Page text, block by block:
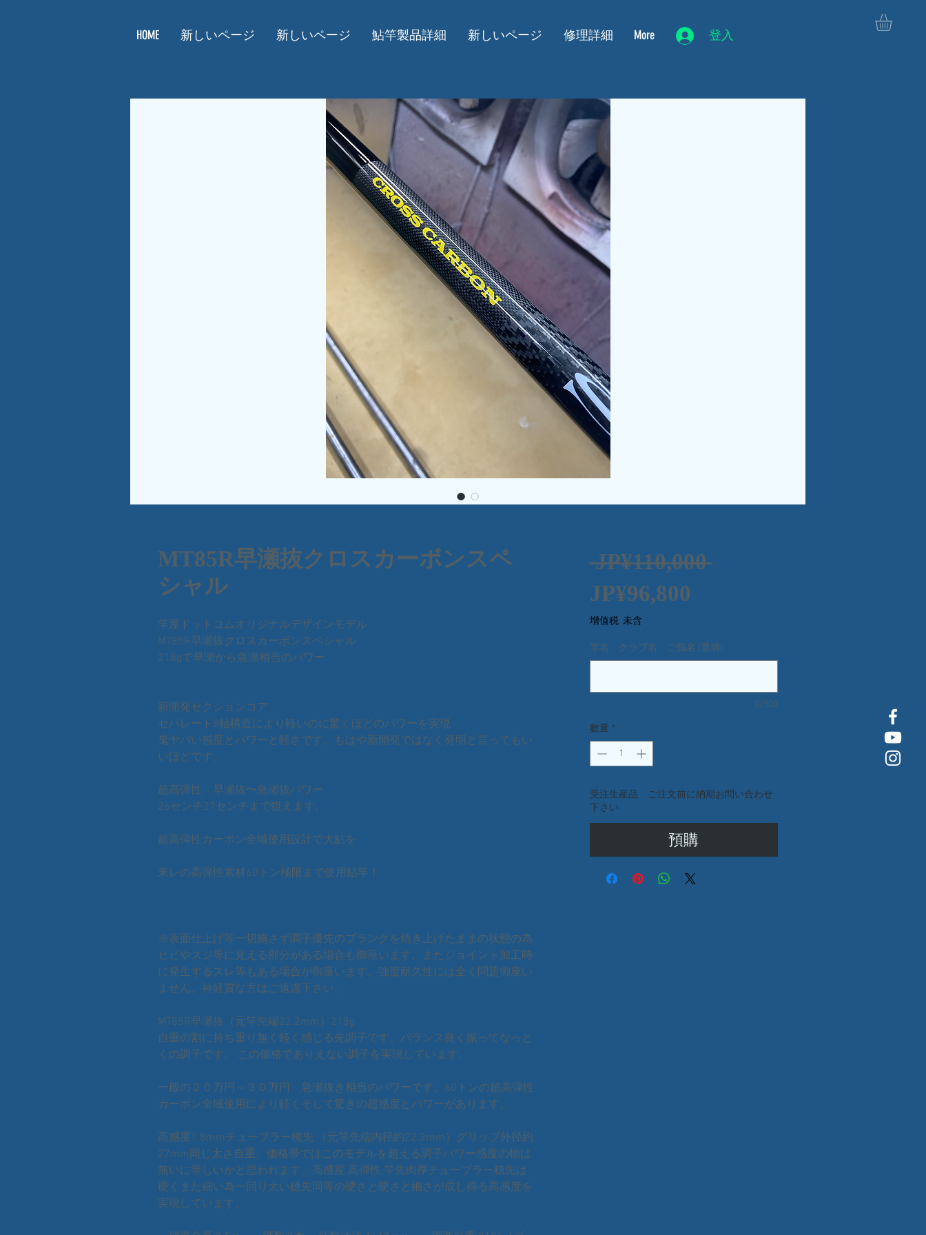
HOME 新しいページ 新しいページ 鮎竿製品詳細 新しいページ 修理詳細 More 登入
MT85R早瀬抜クロスカーボンスペ
シャル
竿屋ドットコムオリジナルデザインモデル
MT85R早瀬抜クロスカーボンスペシャル
218gで早瀬から急瀬相当のパワー
新開発セクションコア
セパレート8軸構造により軽いのに驚くほどのパワーを実現
鬼ヤバい感度とパワーと軽さです。もはや新開発ではなく発明と言ってもい
いほどです。
超高弾性 早瀬抜〜急瀬抜パワー
26センチ27センチまで狙えます。
超高弾性カーボン全域使用設計で大鮎を
東レの高弾性素材60トン極限まで使用鮎竿！
※表面仕上げ等一切施さず調子優先のブランクを焼き上げたままの状態の為
ヒビやスジ等に見える部分がある場合も御座います。またジョイント加工時
に発生するスレ等もある場合が御座います。強度耐久性には全く問題御座い
ません。神経質な方はご遠慮下さい。
MT85R早瀬抜（元竿先端22.2mm）218g
自重の割に持ち重り無く軽く感じる先調子です。バランス良く振ってなっと
くの調子です。 この価格でありえない調子を実現しています。
一般の２０万円～３０万円 急瀬抜き相当のパワーです。60トンの超高弾性
カーボン全域使用により軽くそして驚きの超感度とパワーがあります。
高感度1.8mmチューブラー穂先 （元竿先端内径約22.2mm）グリップ外径約
27mm同じ太さ自重、価格帯ではこのモデルを超える調子パワー感度の物は
無いに等しいかと思われます。高感度 高弾性 竿先肉厚チューブラー穂先は
硬くまた細い為一回り太い穂先同等の硬さと硬さと細さが成し得る高感度を
実現しています。
JP¥110,000 一
格
JP¥96,800
價
格
增值税 未含
竿名 クラブ名 ご指名 (選填)
0/500
數量 *
受注生産品 ご注文前に納期お問い合わせ
下さい
預購